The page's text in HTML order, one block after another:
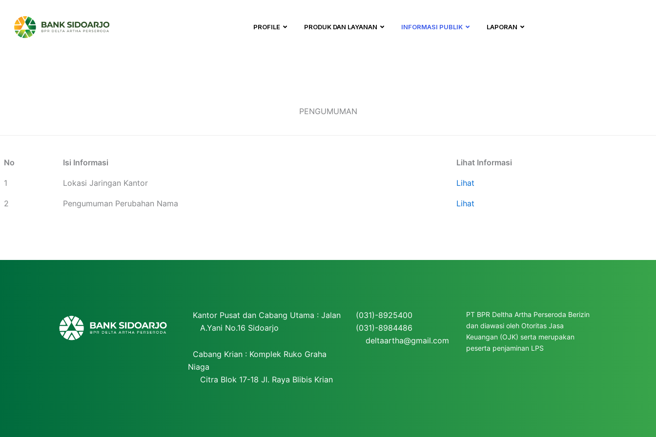
PROFILE PRODUK DAN LAYANAN INFORMASI PUBLIK LAPORAN
PENGUMUMAN
No Isi Informasi Lihat Informasi
1 Lokasi Jaringan Kantor Lihat
2 Pengumuman Perubahan Nama Lihat
Kantor Pusat dan Cabang Utama : Jalan
A.Yani No.16 Sidoarjo
Cabang Krian : Komplek Ruko Graha
Niaga
Citra Blok 17-18 Jl. Raya Blibis Krian
(031)-8925400
(031)-8984486
deltaartha@gmail.com
PT BPR Deltha Artha Perseroda Berizin
dan diawasi oleh Otoritas Jasa
Keuangan (OJK) serta merupakan
peserta penjaminan LPS